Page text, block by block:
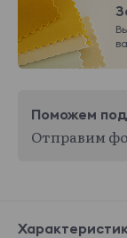
Italia 05
Показать еще
Dacota
Поможем
Отправим